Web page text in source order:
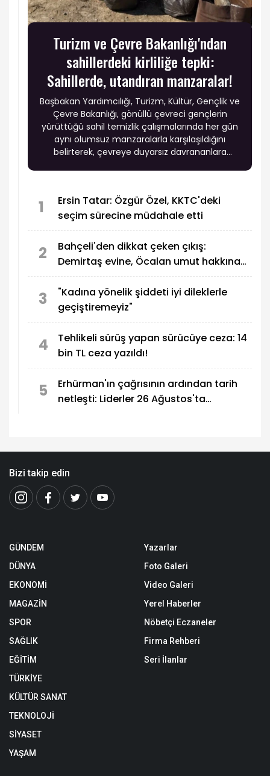
Turizm ve Çevre Bakanlığı'ndan
sahillerdeki kirliliğe tepki:
Sahillerde, utandıran manzaralar!
Başbakan Yardımcılığı, Turizm, Kültür, Gençlik ve
Çevre Bakanlığı, gönüllü çevreci gençlerin
yürüttüğü sahil temizlik çalışmalarında her gün
aynı olumsuz manzaralarla karşılaşıldığını
belirterek, çevreye duyarsız davrananlara
1
Ersin Tatar: Özgür Özel, KKTC'deki
seçim sürecine müdahale etti
2
Bahçeli'den dikkat çeken çıkış:
Demirtaş evine, Öcalan umut hakkına
3
"Kadına yönelik şiddeti iyi dileklerle
geçiştiremeyiz"
4
Tehlikeli sürüş yapan sürücüye ceza: 14
bin TL ceza yazıldı!
5
Erhürman'ın çağrısının ardından tarih
netleşti: Liderler 26 Ağustos'ta
Bizi takip edin
GÜNDEM
DÜNYA
EKONOMİ
MAGAZİN
SPOR
SAĞLIK
EĞİTİM
TÜRKİYE
KÜLTÜR SANAT
TEKNOLOJİ
SİYASET
YAŞAM
Yazarlar
Foto Galeri
Video Galeri
Yerel Haberler
Nöbetçi Eczaneler
Firma Rehberi
Seri İlanlar